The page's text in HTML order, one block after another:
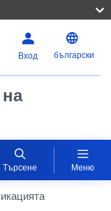
Вход български
Търсене Меню